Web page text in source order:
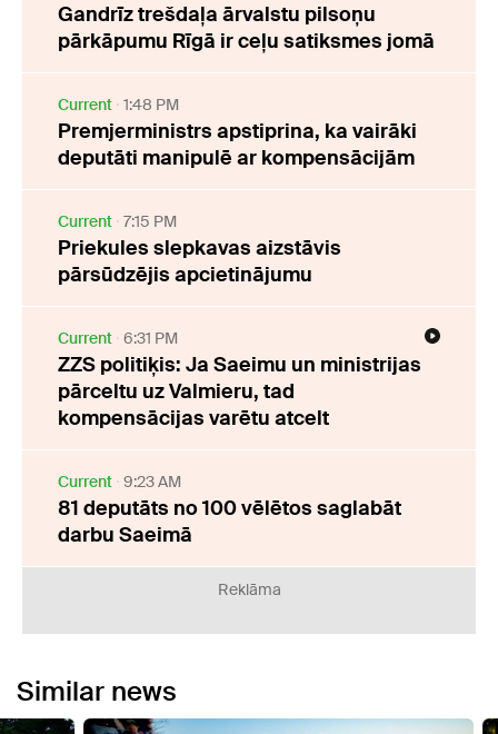
Gandrīz trešdaļa ārvalstu pilsoņu
pārkāpumu Rīgā ir ceļu satiksmes jomā
Current 1:48 PM
Premjerministrs apstiprina, ka vairāki
deputāti manipulē ar kompensācijām
Current 7:15 PM
Priekules slepkavas aizstāvis
pārsūdzējis apcietinājumu
Current 6:31 PM
ZZS politiķis: Ja Saeimu un ministrijas
pārceltu uz Valmieru, tad
kompensācijas varētu atcelt
Current 9:23 AM
81 deputāts no 100 vēlētos saglabāt
darbu Saeimā
Reklāma
Similar news